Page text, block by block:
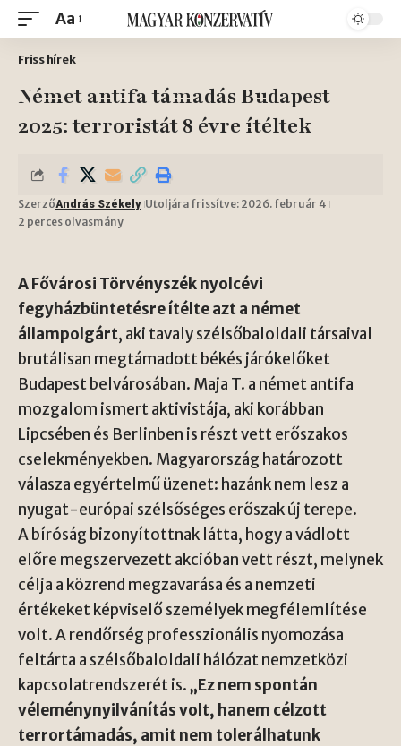
Aa
Friss hírek
Német antifa támadás Budapest
2025: terroristát 8 évre ítéltek
SzerzőAndrás Székely Utoljára frissítve: 2026. február 4
2 perces olvasmány
A Fővárosi Törvényszék nyolcévi
fegyházbüntetésre ítélte azt a német
állampolgárt, aki tavaly szélsőbaloldali társaival
brutálisan megtámadott békés járókelőket
Budapest belvárosában. Maja T. a német antifa
mozgalom ismert aktivistája, aki korábban
Lipcsében és Berlinben is részt vett erőszakos
cselekményekben. Magyarország határozott
válasza egyértelmű üzenet: hazánk nem lesz a
nyugat-európai szélsőséges erőszak új terepe.
A bíróság bizonyítottnak látta, hogy a vádlott
előre megszervezett akcióban vett részt, melynek
célja a közrend megzavarása és a nemzeti
értékeket képviselő személyek megfélemlítése
volt. A rendőrség professzionális nyomozása
feltárta a szélsőbaloldali hálózat nemzetközi
kapcsolatrendszerét is.„Ez nem spontán
véleménynyilvánítás volt, hanem célzott
terrortámadás, amit nem tolerálhatunk